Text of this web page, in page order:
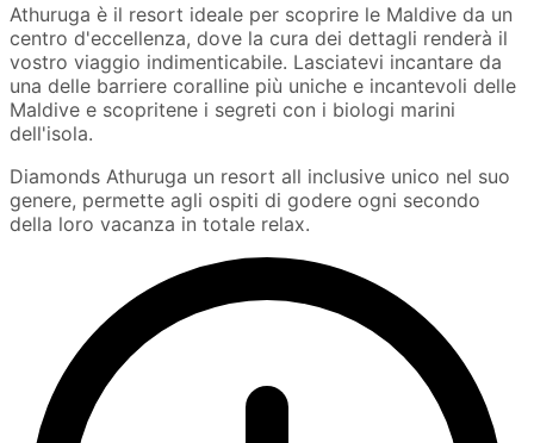
Athuruga è il resort ideale per scoprire le Maldive da un
centro d'eccellenza, dove la cura dei dettagli renderà il
vostro viaggio indimenticabile. Lasciatevi incantare da
una delle barriere coralline più uniche e incantevoli delle
Maldive e scopritene i segreti con i biologi marini
dell'isola.
Diamonds Athuruga un resort all inclusive unico nel suo
genere, permette agli ospiti di godere ogni secondo
della loro vacanza in totale relax.